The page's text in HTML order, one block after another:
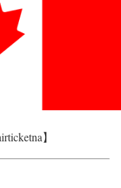
】